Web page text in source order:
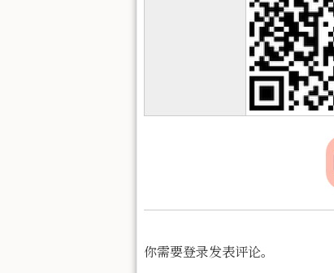
你需要登录发表评论。